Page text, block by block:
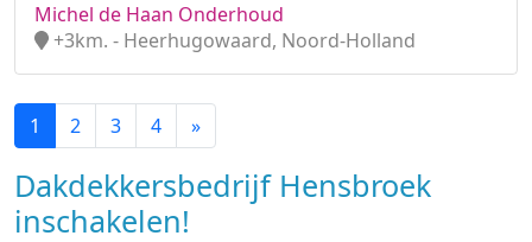
Michel de Haan Onderhoud
+3km. - Heerhugowaard, Noord-Holland
1 2 3 4 »
Dakdekkersbedrijf Hensbroek
inschakelen!